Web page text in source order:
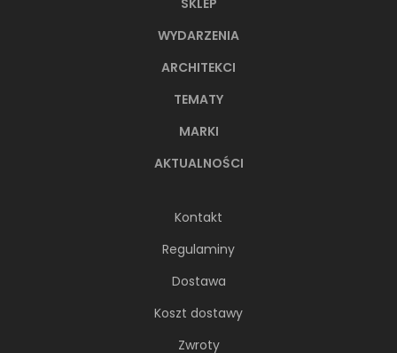
WYDARZENIA
ARCHITEKCI
TEMATY
MARKI
AKTUALNOŚCI
Kontakt
Regulaminy
Dostawa
Koszt dostawy
Zwroty